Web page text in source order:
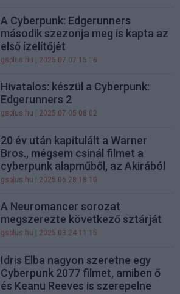
A Cyberpunk: Edgerunners
második szezonja meg is kapta az
első ízelítőjét
gsplus.hu | 2025.07.07 15:16
Hivatalos: készül a Cyberpunk:
Edgerunners 2
gsplus.hu | 2025.07.05 08:02
20 év után kapitulált a Warner
Bros., mégsem csinál filmet a
cyberpunk alapműből, az Akirából
gsplus.hu | 2025.06.28 18:10
A Neuromancer sorozat
megszerezte következő sztárját
gsplus.hu | 2025.03.24 11:15
Idris Elba nagyon szeretne egy
Cyberpunk 2077 filmet, amiben ő
és Keanu Reeves is szerepelne